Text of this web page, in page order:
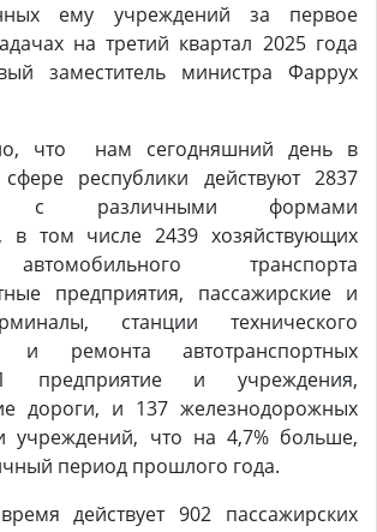
ему учреждений за первое
на третий квартал 2025 года
заместитель министра Фаррух
что нам сегодняшний день в
республики действуют 2837
с различными формами
в том числе 2439 хозяйствующих
транспорта
предприятия, пассажирские и
станции технического
и ремонта автотранспортных
предприятие и учреждения,
дороги, и 137 железнодорожных
учреждений, что на 4,7% больше,
период прошлого года.
действует 902 пассажирских